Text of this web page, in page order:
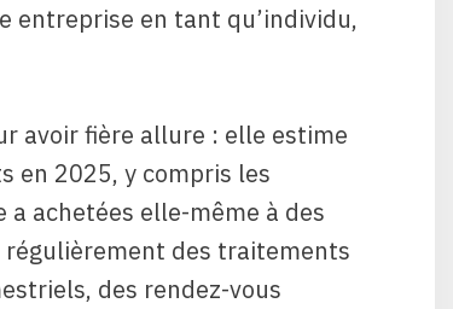
entreprise en tant qu’individu,
avoir fière allure : elle estime
en 2025, y compris les
a achetées elle-même à des
régulièrement des traitements
des rendez-vous